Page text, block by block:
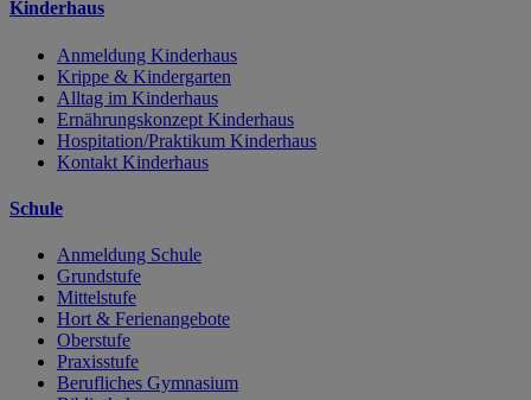
Kinderhaus
Anmeldung Kinderhaus
Krippe & Kindergarten
Alltag im Kinderhaus
Ernährungskonzept Kinderhaus
Hospitation/Praktikum Kinderhaus
Kontakt Kinderhaus
Schule
Anmeldung Schule
Grundstufe
Mittelstufe
Hort & Ferienangebote
Oberstufe
Praxisstufe
Berufliches Gymnasium